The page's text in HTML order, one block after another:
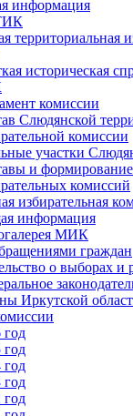
информация
территориальная
историческая
комиссии
Слюдянской
комиссии
участки
и
комиссий
избирательная
информация
МИК
граждан
о выборах и
Иркутской
год
год
год
год
год